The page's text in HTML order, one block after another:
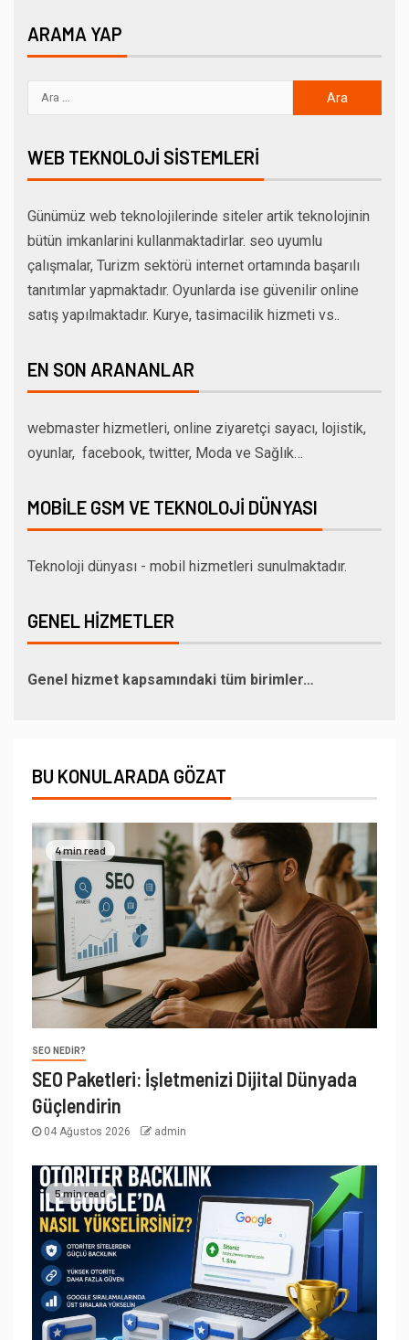
ARAMA YAP
WEB TEKNOLOJI SISTEMLERI
Günümüz web teknolojilerinde siteler artik teknolojinin
bütün imkanlarini kullanmaktadirlar. seo uyumlu
çalışmalar, Turizm sektörü internet ortamında başarılı
tanıtımlar yapmaktadır. Oyunlarda ise güvenilir online
satış yapılmaktadır. Kurye, tasimacilik hizmeti vs..
EN SON ARANANLAR
webmaster hizmetleri, online ziyaretçi sayacı, lojistik,
oyunlar, facebook, twitter, Moda ve Sağlık…
MOBILE GSM VE TEKNOLOJI DÜNYASI
Teknoloji dünyası - mobil hizmetleri sunulmaktadır.
GENEL HIZMETLER
Genel hizmet kapsamındaki tüm birimler…
BU KONULARADA GÖZAT
4 min read
SEO NEDIR?
SEO Paketleri: İşletmenizi Dijital Dünyada
Güçlendirin
04 Ağustos 2026 admin
5 min read